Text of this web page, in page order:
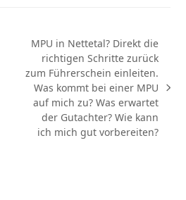
Nächster
Beitrag:
MPU in Nettetal? Direkt die
richtigen Schritte zurück
zum Führerschein einleiten.
Was kommt bei einer MPU
auf mich zu? Was erwartet
der Gutachter? Wie kann
ich mich gut vorbereiten?